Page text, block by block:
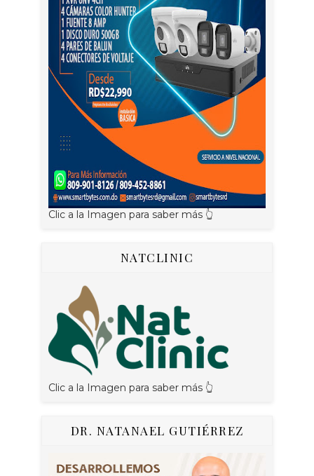
Clic a la Imagen para saber más 👆
NATCLINIC
Clic a la Imagen para saber más 👆
DR. NATANAEL GUTIÉRREZ